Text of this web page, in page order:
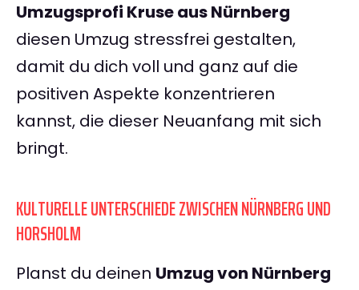
Umzugsprofi Kruse aus Nürnberg
diesen Umzug stressfrei gestalten,
damit du dich voll und ganz auf die
positiven Aspekte konzentrieren
kannst, die dieser Neuanfang mit sich
bringt.
KULTURELLE UNTERSCHIEDE ZWISCHEN NÜRNBERG UND
HORSHOLM
Planst du deinen Umzug von Nürnberg